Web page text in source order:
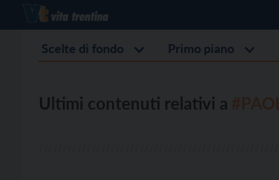
Scelte di fondo Primo piano
Ultimi contenuti relativi a